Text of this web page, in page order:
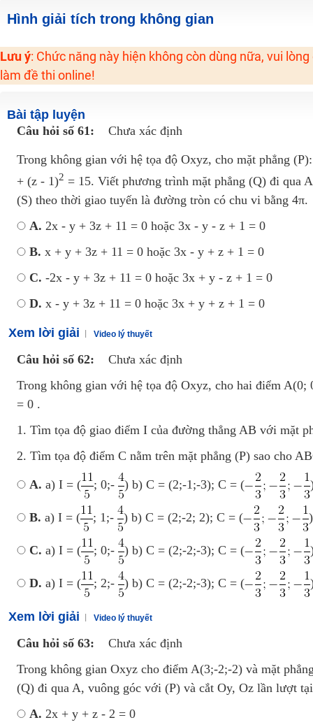
2K6! Lộ Trình Sun 2024 - Ba bước luyện thi TN THPT - ĐH ít nhất 25 điểm
Khuyến Mãi Khoá Học 1K Chỉ Từ 11-13/09/2024
Đồng giá khóa học 499K - 399K (13/11-15/11)
Khai giảng khóa Ngữ văn 7 - xây nền vững chắc cho tương lai!
Hình giải tích trong không gian
Lưu ý: Chức năng này hiện không còn dùng nữa, vui
làm đề thi online!
Bài tập luyện
Câu hỏi số 61:
Chưa xác định
Trong không gian với hệ tọa độ Oxyz, cho mặt phẳng
+ (z - 1)2 = 15. Viết phương trình mặt phẳng (Q) đi qua
(S) theo thời giao tuyến là đường tròn có chu vi bằng 4π.
A. 2x - y + 3z + 11 = 0 hoặc 3x - y - z + 1 = 0
B. x + y + 3z + 11 = 0 hoặc 3x - y + z + 1 = 0
C. -2x - y + 3z + 11 = 0 hoặc 3x + y - z + 1 = 0
D. x - y + 3z + 11 = 0 hoặc 3x + y + z + 1 = 0
Xem lời giải Video lý thuyết
Câu hỏi số 62:
Chưa xác định
Trong không gian với hệ tọa độ Oxyz, cho hai điểm
= 0 .
1. Tìm tọa độ giao điểm I của đường thẳng AB với mặt
2. Tìm tọa độ điểm C nằm trên mặt phẳng (P) sao cho
A. a) I = ( ; 0;- ) b) C = (2;-1;-3); C = (
B. a) I = ( ; 1;- ) b) C = (2;-2; 2); C = (
C. a) I = ( ; 0;- ) b) C = (2;-2;-3); C = (
D. a) I = ( ; 2;- ) b) C = (2;-2;-3); C = (
Xem lời giải Video lý thuyết
Câu hỏi số 63:
Chưa xác định
Trong không gian Oxyz cho điểm A(3;-2;-2) và mặt
(Q) đi qua A, vuông góc với (P) và cắt Oy, Oz lần lượt
A. 2x + y + z - 2 = 0